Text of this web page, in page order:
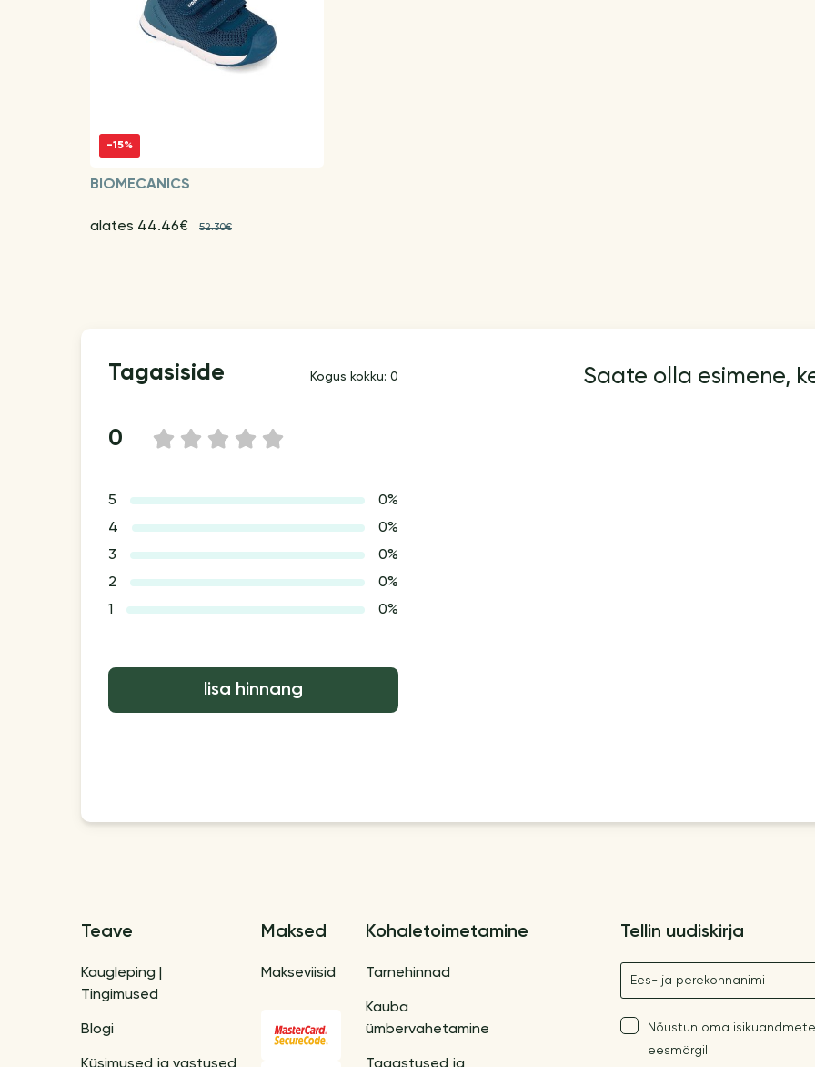
-15%
BIOMECANICS
alates 44.46€ 52.30€
Tagasiside Kogus kokku: 0
0 5
4
3
2
1
5
0%
4
0%
3
0%
2
0%
1
0%
lisa hinnang
Saate olla esimene,
Teave
Kaugleping |
Tingimused
Blogi
Küsimused ja vastused
Maksed
Makseviisid
Kohaletoimetamine
Tarnehinnad
Kauba
ümbervahetamine
Tagastused ja
Tellin uudiskirja
Nimetus
Nõustun oma
eesmärgil